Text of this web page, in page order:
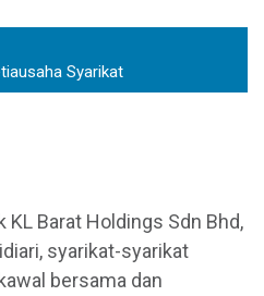
Syarikat
Barat Holdings Sdn Bhd,
syarikat-syarikat
bersama dan